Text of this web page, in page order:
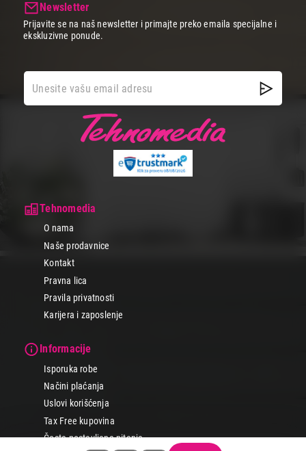
Tehnomedia
O nama
Naše prodavnice
Kontakt
Pravna lica
Pravila privatnosti
Karijera i zaposlenje
Informacije
Isporuka robe
Načini plaćanja
Uslovi korišćenja
Tax Free kupovina
Česta postavljana pitanja
Newsletter
Prijavite se na naš newsletter i primajte preko emaila specijalne i
ekskluzivne ponude.